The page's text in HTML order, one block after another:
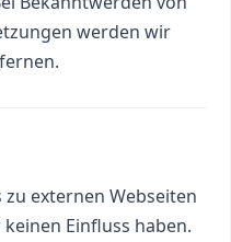
werden wir
externen Webseiten
Einfluss haben.